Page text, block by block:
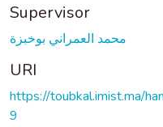
Supervisor
محمد العمراني بوخبزة
URI
https://toubkal.imist.ma/
9